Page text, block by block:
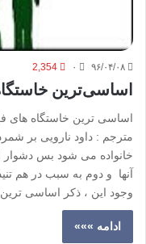
۹۶/۰۴/۰۸ ۰ 2,354
اساسی‌ترین
اساسی ترین خاستگاه های
مترجم : داود نارویی بر
خانواده می شود بس
آنها و دوم به سبب در هم
وجود این ، ذکر اساسی
ادامه »»»